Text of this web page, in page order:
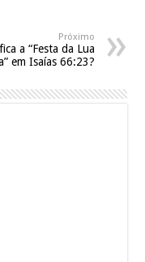
Próximo
a “Festa da Lua
em Isaías 66:23?